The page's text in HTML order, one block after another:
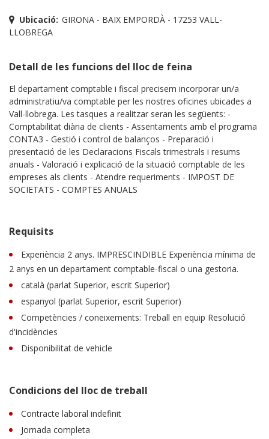
Ubicació: GIRONA - BAIX EMPORDÀ - 17253 VALL-
LLOBREGA
Detall de les funcions del lloc de feina
El departament comptable i fiscal precisem incorporar un/a
administratiu/va comptable per les nostres oficines ubicades a
Vall-llobrega. Les tasques a realitzar seran les següents: -
Comptabilitat diària de clients - Assentaments amb el programa
CONTA3 - Gestió i control de balanços - Preparació i
presentació de les Declaracions Fiscals trimestrals i resums
anuals - Valoració i explicació de la situació comptable de les
empreses als clients - Atendre requeriments - IMPOST DE
SOCIETATS - COMPTES ANUALS
Requisits
Experiència 2 anys. IMPRESCINDIBLE Experiència mínima de
2 anys en un departament comptable-fiscal o una gestoria.
català (parlat Superior, escrit Superior)
espanyol (parlat Superior, escrit Superior)
Competències / coneixements: Treball en equip Resolució
d'incidències
Disponibilitat de vehicle
Condicions del lloc de treball
Contracte laboral indefinit
Jornada completa